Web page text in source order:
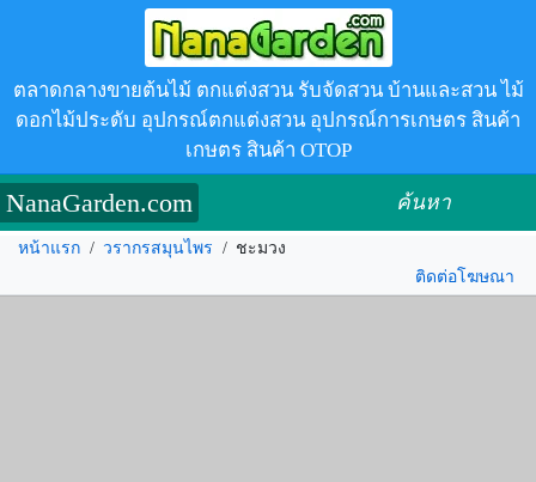
ตลาดกลางขายต้นไม้ ตกแต่งสวน รับจัดสวน บ้านและสวน ไม้
ดอกไม้ประดับ อุปกรณ์ตกแต่งสวน อุปกรณ์การเกษตร สินค้า
เกษตร สินค้า OTOP
NanaGarden.com ค้นหา
หน้าแรก / วรากรสมุนไพร / ชะมวง
ติดต่อโฆษณา